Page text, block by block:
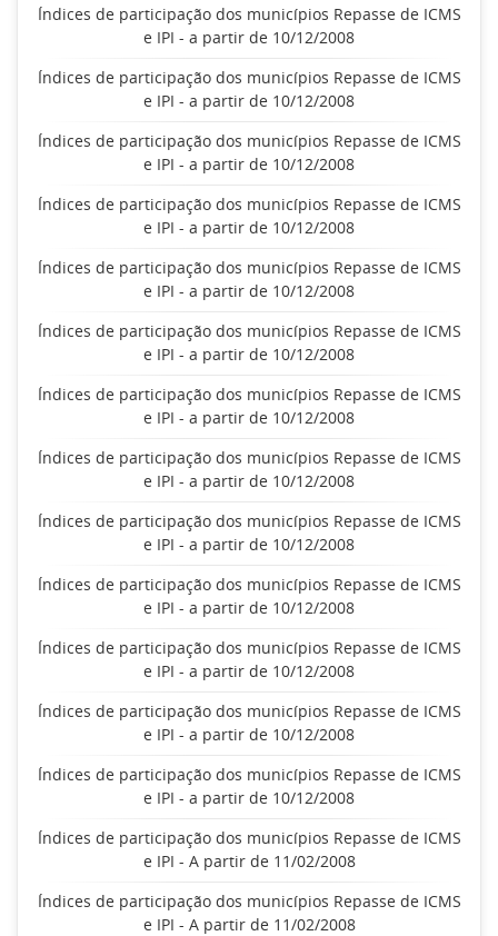
Índices de participação dos municípios Repasse de ICMS
e IPI - a partir de 10/12/2008
Índices de participação dos municípios Repasse de ICMS
e IPI - a partir de 10/12/2008
Índices de participação dos municípios Repasse de ICMS
e IPI - a partir de 10/12/2008
Índices de participação dos municípios Repasse de ICMS
e IPI - a partir de 10/12/2008
Índices de participação dos municípios Repasse de ICMS
e IPI - a partir de 10/12/2008
Índices de participação dos municípios Repasse de ICMS
e IPI - a partir de 10/12/2008
Índices de participação dos municípios Repasse de ICMS
e IPI - a partir de 10/12/2008
Índices de participação dos municípios Repasse de ICMS
e IPI - a partir de 10/12/2008
Índices de participação dos municípios Repasse de ICMS
e IPI - a partir de 10/12/2008
Índices de participação dos municípios Repasse de ICMS
e IPI - a partir de 10/12/2008
Índices de participação dos municípios Repasse de ICMS
e IPI - a partir de 10/12/2008
Índices de participação dos municípios Repasse de ICMS
e IPI - a partir de 10/12/2008
Índices de participação dos municípios Repasse de ICMS
e IPI - a partir de 10/12/2008
Índices de participação dos municípios Repasse de ICMS
e IPI - A partir de 11/02/2008
Índices de participação dos municípios Repasse de ICMS
e IPI - A partir de 11/02/2008